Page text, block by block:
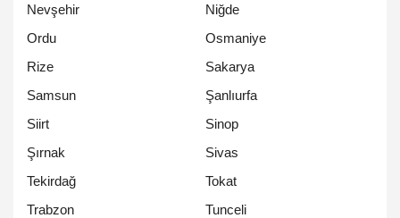
Nevşehir
Niğde
Ordu
Osmaniye
Rize
Sakarya
Samsun
Şanlıurfa
Siirt
Sinop
Şırnak
Sivas
Tekirdağ
Tokat
Trabzon
Tunceli